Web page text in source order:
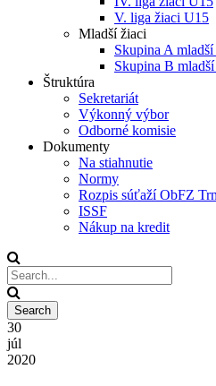
V. liga žiaci U15
Mladší žiaci
Skupina A
Skupina B
Štruktúra
Sekretariát
Výkonný výbor
Odborné komisie
Dokumenty
Na stiahnutie
Normy
Rozpis súťaží ObFZ
ISSF
Nákup na kredit
30
júl
2020